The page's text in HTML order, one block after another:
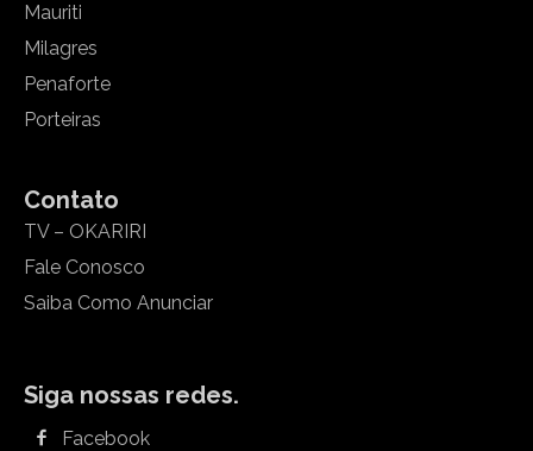
Mauriti
Milagres
Penaforte
Porteiras
Contato
TV – OKARIRI
Fale Conosco
Saiba Como Anunciar
Siga nossas redes.
Facebook